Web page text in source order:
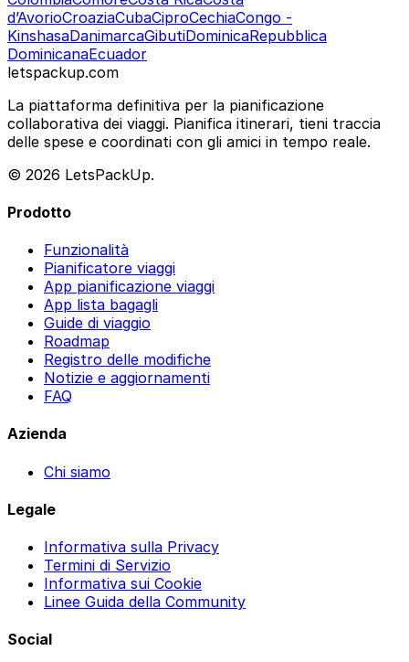
d’AvorioCroaziaCubaCiproCechiaCongo -
KinshasaDanimarcaGibutiDominicaRepubblica
DominicanaEcuador
letspackup.com
La piattaforma definitiva per la pianificazione
collaborativa dei viaggi. Pianifica itinerari, tieni traccia
delle spese e coordinati con gli amici in tempo reale.
© 2026 LetsPackUp.
Prodotto
Funzionalità
Pianificatore viaggi
App pianificazione viaggi
App lista bagagli
Guide di viaggio
Roadmap
Registro delle modifiche
Notizie e aggiornamenti
FAQ
Azienda
Chi siamo
Legale
Informativa sulla Privacy
Termini di Servizio
Informativa sui Cookie
Linee Guida della Community
Social